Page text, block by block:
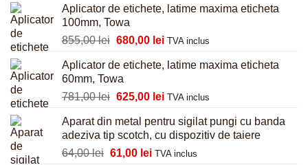
Aplicator de etichete, latime maxima eticheta
100mm, Towa
855,00lei Prețul
a
fost:
855,00 lei.
680,00 leiPrețul
este:
TVA inclus
Aplicator de etichete, latime maxima eticheta
60mm, Towa
781,00lei Prețul
a
fost:
781,00 lei.
625,00 leiPrețul
este:
625,00 lei.
TVA inclus
Aparat din metal pentru sigilat pungi cu banda
adeziva tip scotch, cu dispozitiv de taiere
64,00lei Prețul
61,00 leiPrețul
TVA inclus